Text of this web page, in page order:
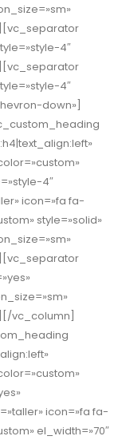
4″
4″
down»]
4″
icon=»fa fa-
style=»solid»
vc_column]
icon=»fa fa-
el_width=»70″